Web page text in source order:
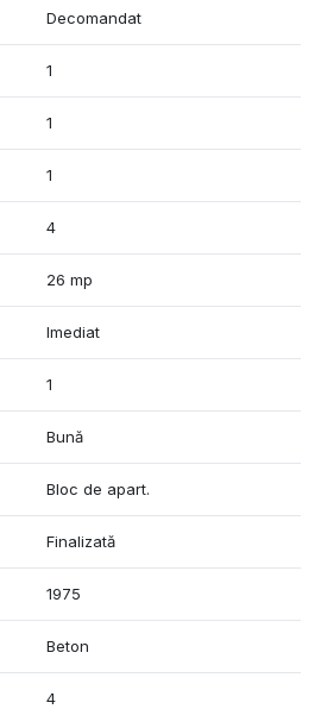
ideală pentru o persoană sau un cuplu
zonă liniștită, dar bine conectată la
programare vizionare, te rog să mă
Decomandat
1
1
1
4
26 mp
Imediat
1
Bună
Bloc de apart.
Finalizată
1975
Beton
4